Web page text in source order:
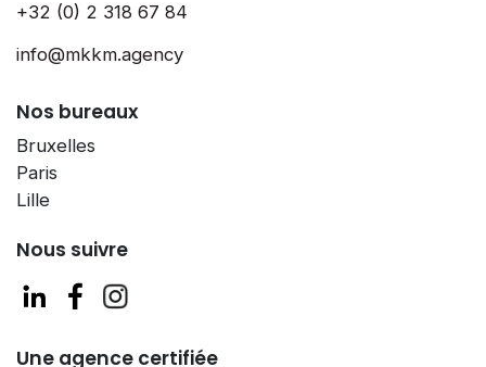
+32 (0) 2 318 67 84
info@mkkm.agency
Nos bureaux
Bruxelles
Paris
Lille
Nous suivre
Une agence certifiée